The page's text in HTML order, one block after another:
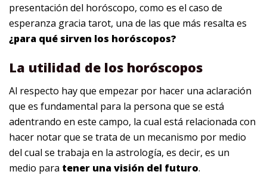
presentación del horóscopo, como es el caso de
esperanza gracia tarot, una de las que más resalta es
¿para qué sirven los horóscopos?
La utilidad de los horóscopos
Al respecto hay que empezar por hacer una aclaración
que es fundamental para la persona que se está
adentrando en este campo, la cual está relacionada con
hacer notar que se trata de un mecanismo por medio
del cual se trabaja en la astrología, es decir, es un
medio para tener una visión del futuro.